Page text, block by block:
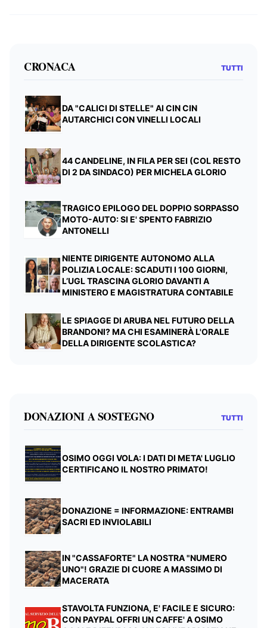
CRONACA TUTTI
DA "CALICI DI STELLE" AI CIN CIN
AUTARCHICI CON VINELLI LOCALI
44 CANDELINE, IN FILA PER SEI (COL RESTO
DI 2 DA SINDACO) PER MICHELA GLORIO
TRAGICO EPILOGO DEL DOPPIO SORPASSO
MOTO-AUTO: SI E' SPENTO FABRIZIO
ANTONELLI
NIENTE DIRIGENTE AUTONOMO ALLA
POLIZIA LOCALE: SCADUTI I 100 GIORNI,
L’UGL TRASCINA GLORIO DAVANTI A
MINISTERO E MAGISTRATURA CONTABILE
LE SPIAGGE DI ARUBA NEL FUTURO DELLA
BRANDONI? MA CHI ESAMINERÀ L'ORALE
DELLA DIRIGENTE SCOLASTICA?
DONAZIONI A SOSTEGNO TUTTI
OSIMO OGGI VOLA: I DATI DI META' LUGLIO
CERTIFICANO IL NOSTRO PRIMATO!
DONAZIONE = INFORMAZIONE: ENTRAMBI
SACRI ED INVIOLABILI
IN "CASSAFORTE" LA NOSTRA "NUMERO
UNO"! GRAZIE DI CUORE A MASSIMO DI
MACERATA
STAVOLTA FUNZIONA, E' FACILE E SICURO:
CON PAYPAL OFFRI UN CAFFE' A OSIMO